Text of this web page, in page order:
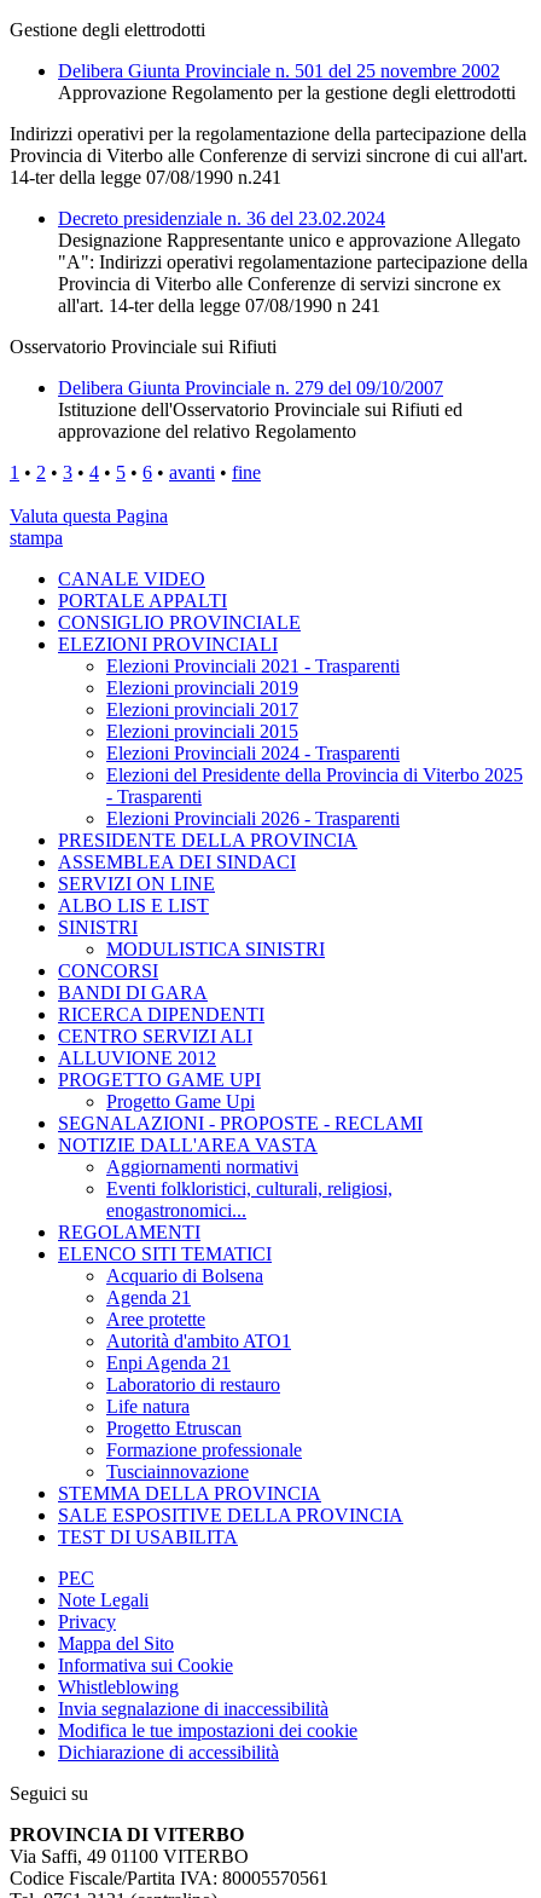
Gestione degli elettrodotti
Delibera Giunta Provinciale n. 501 del 25 novembre 2002
Approvazione Regolamento per la gestione degli elettrodotti
Indirizzi operativi per la regolamentazione della partecipazione della
Provincia di Viterbo alle Conferenze di servizi sincrone di cui all'art.
14-ter della legge 07/08/1990 n.241
Decreto presidenziale n. 36 del 23.02.2024
Designazione Rappresentante unico e approvazione Allegato
"A": Indirizzi operativi regolamentazione partecipazione della
Provincia di Viterbo alle Conferenze di servizi sincrone ex
all'art. 14-ter della legge 07/08/1990 n 241
Osservatorio Provinciale sui Rifiuti
Delibera Giunta Provinciale n. 279 del 09/10/2007
Istituzione dell'Osservatorio Provinciale sui Rifiuti ed
approvazione del relativo Regolamento
1 • 2 • 3 • 4 • 5 • 6 • avanti • fine
Valuta questa Pagina
stampa
CANALE VIDEO
PORTALE APPALTI
CONSIGLIO PROVINCIALE
ELEZIONI PROVINCIALI
Elezioni Provinciali 2021 - Trasparenti
Elezioni provinciali 2019
Elezioni provinciali 2017
Elezioni provinciali 2015
Elezioni Provinciali 2024 - Trasparenti
Elezioni del Presidente della Provincia di Viterbo 2025
- Trasparenti
Elezioni Provinciali 2026 - Trasparenti
PRESIDENTE DELLA PROVINCIA
ASSEMBLEA DEI SINDACI
SERVIZI ON LINE
ALBO LIS E LIST
SINISTRI
MODULISTICA SINISTRI
CONCORSI
BANDI DI GARA
RICERCA DIPENDENTI
CENTRO SERVIZI ALI
ALLUVIONE 2012
PROGETTO GAME UPI
Progetto Game Upi
SEGNALAZIONI - PROPOSTE - RECLAMI
NOTIZIE DALL'AREA VASTA
Aggiornamenti normativi
Eventi folkloristici, culturali, religiosi,
enogastronomici...
REGOLAMENTI
ELENCO SITI TEMATICI
Acquario di Bolsena
Agenda 21
Aree protette
Autorità d'ambito ATO1
Enpi Agenda 21
Laboratorio di restauro
Life natura
Progetto Etruscan
Formazione professionale
Tusciainnovazione
STEMMA DELLA PROVINCIA
SALE ESPOSITIVE DELLA PROVINCIA
TEST DI USABILITA
PEC
Note Legali
Privacy
Mappa del Sito
Informativa sui Cookie
Whistleblowing
Invia segnalazione di inaccessibilità
Modifica le tue impostazioni dei cookie
Dichiarazione di accessibilità
Seguici su
PROVINCIA DI VITERBO
Via Saffi, 49 01100 VITERBO
Codice Fiscale/Partita IVA: 80005570561